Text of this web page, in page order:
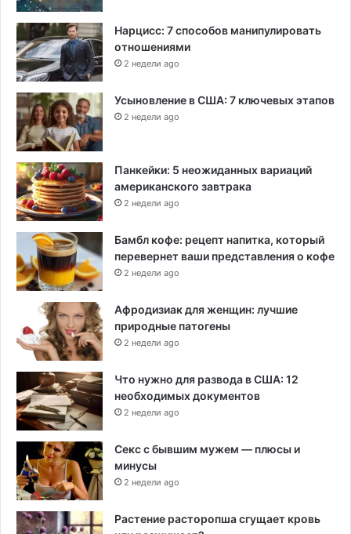
Нарцисс: 7 способов манипулировать
отношениями
2 недели ago
Усыновление в США: 7 ключевых этапов
2 недели ago
Панкейки: 5 неожиданных вариаций
американского завтрака
2 недели ago
Бамбл кофе: рецепт напитка, который
перевернет ваши представления о кофе
2 недели ago
Афродизиак для женщин: лучшие
природные патогены
2 недели ago
Что нужно для развода в США: 12
необходимых документов
2 недели ago
Секс с бывшим мужем — плюсы и
минусы
2 недели ago
Растение расторопша сгущает кровь